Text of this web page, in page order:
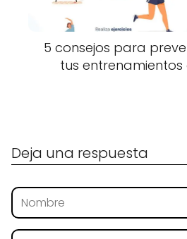
5 consejos para
tus entrenamientos
Deja una respuesta